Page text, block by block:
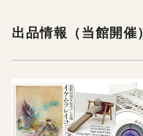
出品情報（当館開催）